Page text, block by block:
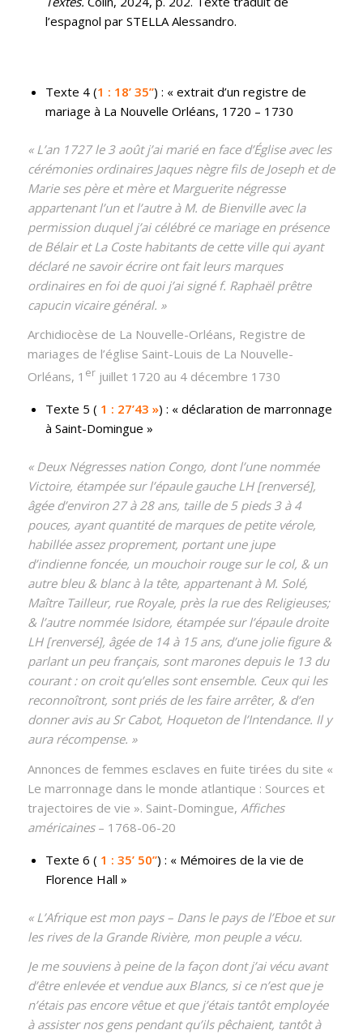
l’espagnol par STELLA Alessandro.
Texte 4 (1 : 18’ 35’’) : « extrait d’un registre de
mariage à La Nouvelle Orléans, 1720 – 1730
« L’an 1727 le 3 août j’ai marié en face d’Église avec les
cérémonies ordinaires Jaques nègre fils de Joseph et de
Marie ses père et mère et Marguerite négresse
appartenant l’un et l’autre à M. de Bienville avec la
permission duquel j’ai célébré ce mariage en présence
de Bélair et La Coste habitants de cette ville qui ayant
déclaré ne savoir écrire ont fait leurs marques
ordinaires en foi de quoi j’ai signé f. Raphaël prêtre
capucin vicaire général. »
Archidiocèse de La Nouvelle-Orléans, Registre de
mariages de l’église Saint-Louis de La Nouvelle-
Orléans, 1 erjuillet 1720 au 4 décembre 1730
Texte 5 ( 1 : 27’43 ») : « déclaration de marronnage
à Saint-Domingue »
« Deux Négresses nation Congo, dont l’une nommée
Victoire, étampée sur l’épaule gauche LH [renversé],
âgée d’environ 27 à 28 ans, taille de 5 pieds 3 à 4
pouces, ayant quantité de marques de petite vérole,
habillée assez proprement, portant une jupe
d’indienne foncée, un mouchoir rouge sur le col, & un
autre bleu & blanc à la tête, appartenant à M. Solé,
Maître Tailleur, rue Royale, près la rue des Religieuses;
& l’autre nommée Isidore, étampée sur l’épaule droite
LH [renversé], âgée de 14 à 15 ans, d’une jolie figure &
parlant un peu français, sont marones depuis le 13 du
courant : on croit qu’elles sont ensemble. Ceux qui les
reconnoîtront, sont priés de les faire arrêter, & d’en
donner avis au Sr Cabot, Hoqueton de l’Intendance. Il y
aura récompense. »
Annonces de femmes esclaves en fuite tirées du site «
Le marronnage dans le monde atlantique : Sources et
trajectoires de vie ». Saint-Domingue, Affiches
américaines– 1768-06-20
Texte 6 ( 1 : 35’ 50’’) : « Mémoires de la vie de
Florence Hall »
« L’Afrique est mon pays – Dans le pays de l’Eboe et sur
les rives de la Grande Rivière, mon peuple a vécu.
Je me souviens à peine de la façon dont j’ai vécu avant
d’être enlevée et vendue aux Blancs, si ce n’est que je
n’étais pas encore vêtue et que j’étais tantôt employée
à assister nos gens pendant qu’ils pêchaient, tantôt à